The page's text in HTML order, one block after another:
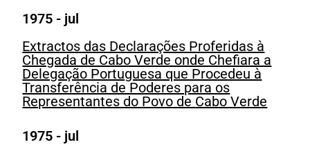
1975 - jul
Extractos das Declarações Proferidas à
Chegada de Cabo Verde onde Chefiara a
Delegação Portuguesa que Procedeu à
Transferência de Poderes para os
Representantes do Povo de Cabo Verde
1975 - jul